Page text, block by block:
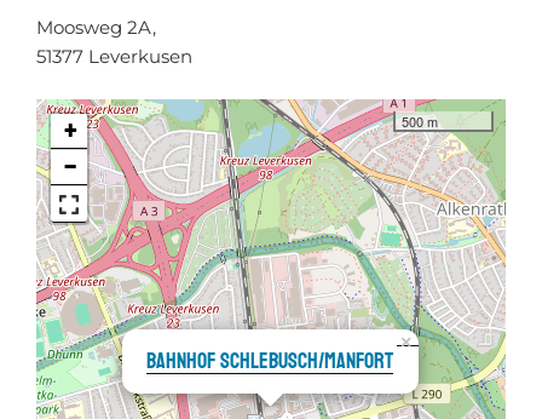
Moosweg 2A,
51377 Leverkusen
Bahnhof Schlebusch/Manfort
×
+
−
500 m